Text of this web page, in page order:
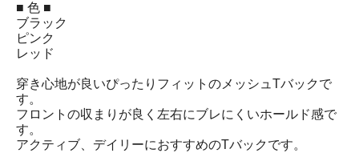
■ 色 ■
ブラック
ピンク
レッド
穿き心地が良いぴったりフィットのメッシュTバックで
す。
フロントの収まりが良く左右にブレにくいホールド感で
す。
アクティブ、デイリーにおすすめのTバックです。